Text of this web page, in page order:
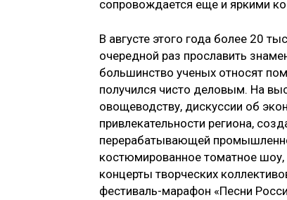
сопровождается еще и яркими
В августе этого года более 20
очередной раз прославить
большинство ученых относят
получился чисто деловым. На
овощеводству, дискуссии об
привлекательности региона,
перерабатывающей
костюмированное томатное шоу,
концерты творческих
фестиваль-марафон «Песни